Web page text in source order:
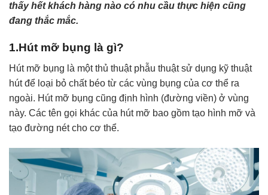
thấy hết khách hàng nào có nhu cầu thực hiện cũng
đang thắc mắc.
1.Hút mỡ bụng là gì?
Hút mỡ bụng là một thủ thuật phẫu thuật sử dụng kỹ thuật
hút để loại bỏ chất béo từ các vùng bụng của cơ thể ra
ngoài. Hút mỡ bụng cũng định hình (đường viền) ở vùng
này. Các tên gọi khác của hút mỡ bao gồm tạo hình mỡ và
tạo đường nét cho cơ thể.